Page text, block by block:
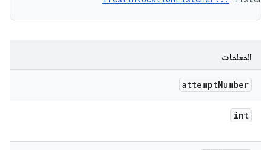
المعلمات
attemptNumber
int